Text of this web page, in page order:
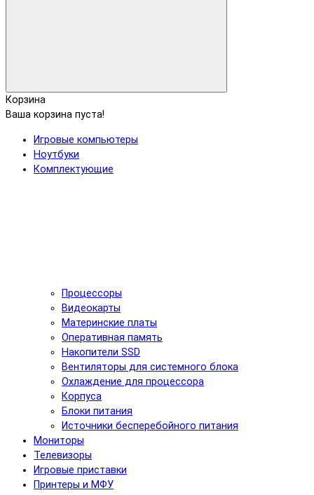
Корзина
Ваша корзина пуста!
Игровые компьютеры
Ноутбуки
Комплектующие
Процессоры
Видеокарты
Материнские платы
Оперативная память
Накопители SSD
Вентиляторы для системного блока
Охлаждение для процессора
Корпуса
Блоки питания
Источники бесперебойного питания
Мониторы
Телевизоры
Игровые приставки
Принтеры и МФУ